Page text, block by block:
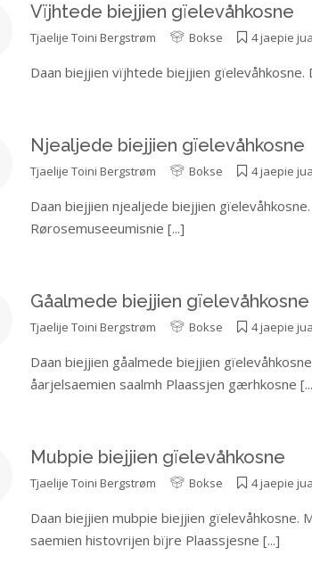
Vïjhtede biejjien gïelevåhkosne
Tjaelije Toini Bergstrøm Bokse 4 jaepie
Daan biejjien vïjhtede biejjien
Njealjede biejjien gïelevåhkosne
Tjaelije Toini Bergstrøm Bokse 4 jaepie
Daan biejjien njealjede biejjien
Rørosemuseeumisnie [...]
Gåalmede biejjien gïelevåhkosne
Tjaelije Toini Bergstrøm Bokse 4 jaepie
Daan biejjien gåalmede biejjien
åarjelsaemien saalmh Plaassjen gærhkosne
Mubpie biejjien gïelevåhkosne
Tjaelije Toini Bergstrøm Bokse 4 jaepie
Daan biejjien mubpie biejjien gïelevåhkosne.
saemien histovrijen bïjre Plaassjesne [...]